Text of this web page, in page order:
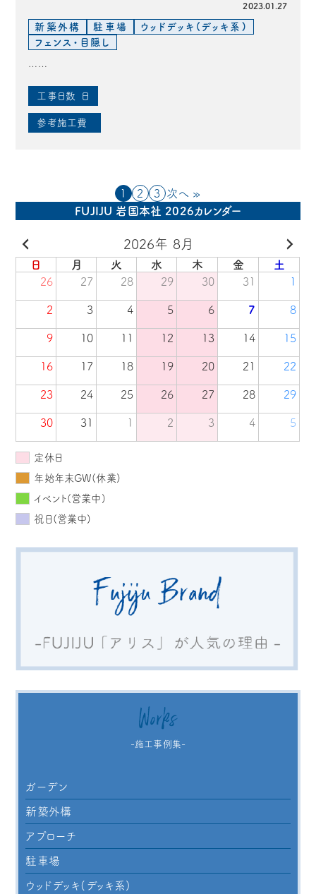
FUJIJU 岩国本社 2026カレンダー
2026年 8月
日 月 火 水 木 金
土
26
27 28 29 30 31 1
2 3 4 5 6 7 8
9 10 11 12 13 14 15
16 17 18 19 20 21 22
23 24 25 26 27 28 29
30 31 1 2 3 4 5
定休日
年始年末GW(休業)
イベント(営業中)
祝日(営業中)
Works
-施工事例集-
ガーデン
新築外構
アプローチ
駐車場
ウッドデッキ(デッキ系)
2023.01.27
新築外構 駐車場
ウッドデッキ(デッキ系)
フェンス・目隠し
……
工事日数 日
参考施工費
1 2 3 次へ »